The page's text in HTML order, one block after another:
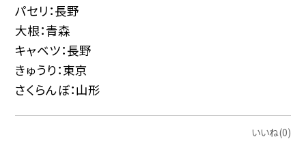
パセリ：長野
大根：青森
キャベツ：長野
きゅうり：東京
さくらんぼ：山形
いいね(0)